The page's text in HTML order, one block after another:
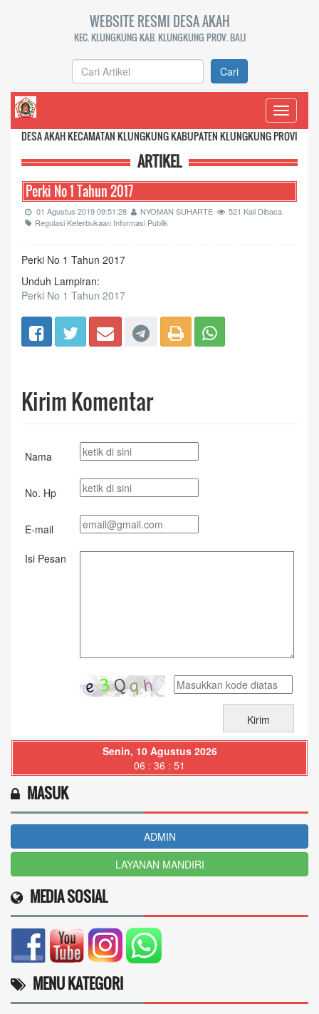
WEBSITE RESMI DESA AKAH
KEC. KLUNGKUNG KAB. KLUNGKUNG PROV. BALI
Cari
Toggle
KECAMATAN KLUNGKUNG KABUPATEN KLUNGKUNG PROVINSI BALI
ARTIKEL
Perki No 1 Tahun 2017
01 Agustus 2019 09:51:28 NYOMAN SUHARTE
521 Kali Dibaca
Regulasi Keterbukaan Informasi Publik
Perki No 1 Tahun 2017
Unduh Lampiran:
Perki No 1 Tahun 2017
Kirim Komentar
Nama
No. Hp
E-mail
Isi Pesan
Senin, 10 Agustus 2026
06 : 36 : 52
MASUK
ADMIN
LAYANAN MANDIRI
MEDIA SOSIAL
MENU KATEGORI